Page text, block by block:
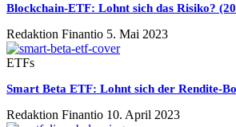
Blockchain-ETF: Lohnt sich das Risiko?
Redaktion Finantio 5. Mai 2023
ETFs
Smart Beta ETF: Lohnt sich der Rendite-
Redaktion Finantio 10. April 2023